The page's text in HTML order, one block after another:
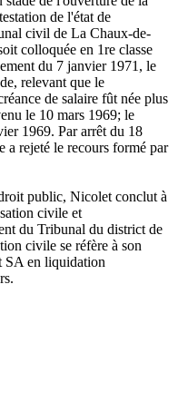
de l'état de
civil de La Chaux-de-
colloquée en 1re classe
du 7 janvier 1971, le
relevant que le
de salaire fût née plus
le 10 mars 1969; le
1969. Par arrêt du 18
a rejeté le recours formé par
public, Nicolet conclut à
civile et
du Tribunal du district de
civile se réfère à son
SA en liquidation